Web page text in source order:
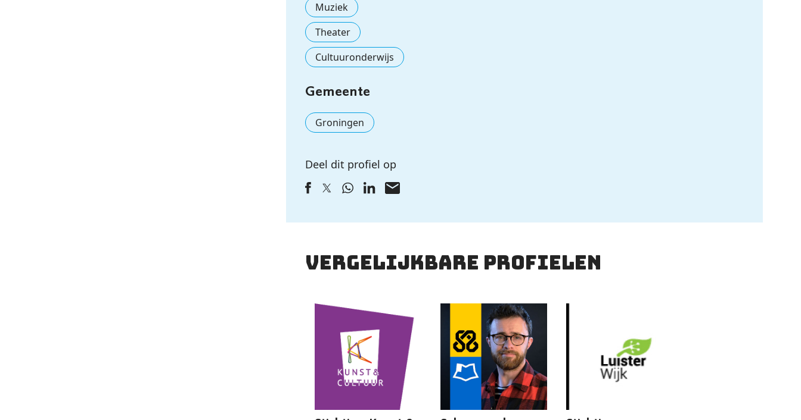
Muziek
Theater
Cultuuronderwijs
Gemeente
Groningen
Deel dit profiel op
vergelijkbare profielen